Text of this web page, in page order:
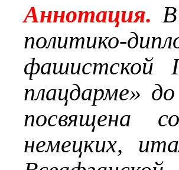
Аннотация.
политико-
фашистской
плацдарме»
посвящена
немецких,